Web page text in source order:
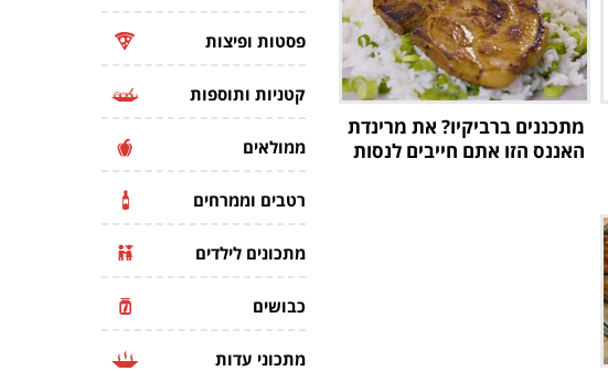
מתכננים ברביקיו? את מרינדת
האננס הזו אתם חייבים לנסות
פסטות ופיצות
קטניות ותוספות
ממולאים
רטבים וממרחים
מתכונים לילדים
כבושים
מתכוני עדות